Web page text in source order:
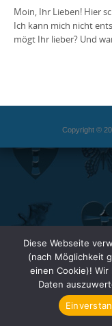
Moin, Ihr Lieben! Hier
Ich kann mich nicht
mögt Ihr lieber? Und
Copyright ©
Diese Webseite
(nach Möglichkeit
einen Cookie)!
Daten